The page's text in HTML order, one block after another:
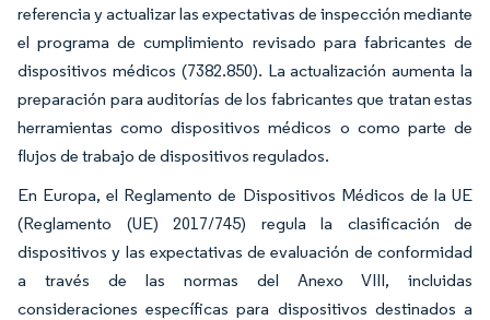
referencia y actualizar las expectativas de inspección mediante
el programa de cumplimiento revisado para fabricantes de
dispositivos médicos (7382.850). La actualización aumenta la
preparación para auditorías de los fabricantes que tratan estas
herramientas como dispositivos médicos o como parte de
flujos de trabajo de dispositivos regulados.
En Europa, el Reglamento de Dispositivos Médicos de la UE
(Reglamento (UE) 2017/745) regula la clasificación de
dispositivos y las expectativas de evaluación de conformidad
a través de las normas del Anexo VIII, incluidas
consideraciones específicas para dispositivos destinados a